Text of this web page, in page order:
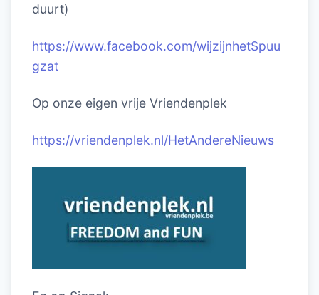
duurt)
https://www.facebook.com/wijzijnhetSpuu
gzat
Op onze eigen vrije Vriendenplek
https://vriendenplek.nl/HetAndereNieuws